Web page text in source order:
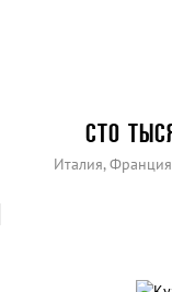
СТО
Италия,